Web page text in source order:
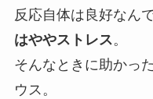
反応自体は良好なんで
はややストレス。
そんなときに助かっ
ウス。